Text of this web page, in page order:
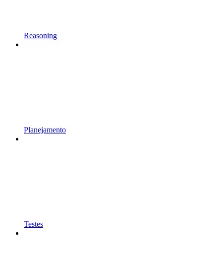
Reasoning
Planejamento
Testes